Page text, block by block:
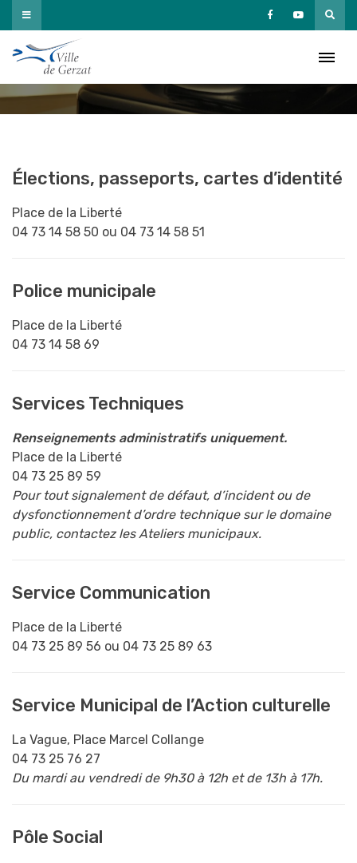
Passer
au
contenuAnnuaire municipal général
Accueil»Services municipaux
Élections, passeports, cartes d’identité
Place de la Liberté
04 73 14 58 50 ou 04 73 14 58 51
Police municipale
Place de la Liberté
04 73 14 58 69
Services Techniques
Renseignements administratifs uniquement.
Place de la Liberté
04 73 25 89 59
Pour tout signalement de défaut, d’incident ou de
dysfonctionnement d’ordre technique sur le domaine
public, contactez les Ateliers municipaux.
Service Communication
Place de la Liberté
04 73 25 89 56 ou 04 73 25 89 63
Service Municipal de l’Action culturelle
La Vague, Place Marcel Collange
04 73 25 76 27
Du mardi au vendredi de 9h30 à 12h et de 13h à 17h.
Pôle Social